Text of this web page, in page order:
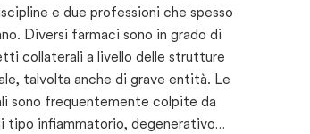
e due professioni che spesso
Diversi farmaci sono in grado di
collaterali a livello delle strutture
talvolta anche di grave entità. Le
sono frequentemente colpite da
tipo infiammatorio, degenerativo…